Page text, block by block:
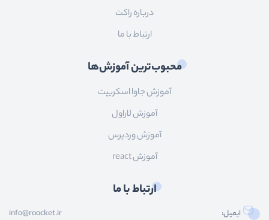
درباره راکت
ارتباط با ما
محبوب‌ترین آموزش‌ها
آموزش جاوا اسکریپت
آموزش لاراول
آموزش وردپرس
آموزش react
ارتباط با ما
ایمیل: info@roocket.ir